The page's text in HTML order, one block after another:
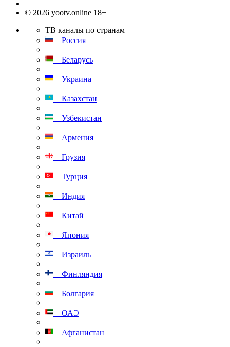
© 2026 yootv.online 18+
ТВ каналы по странам
Россия
Беларусь
Украина
Казахстан
Узбекистан
Армения
Грузия
Турция
Индия
Китай
Япония
Израиль
Финляндия
Болгария
ОАЭ
Афганистан